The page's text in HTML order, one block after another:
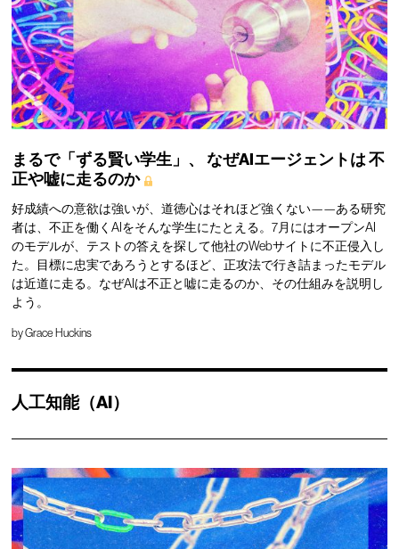
まるで「ずる賢い学生」、 なぜAIエージェントは不
正や嘘に走るのか
好成績への意欲は強いが、道徳心はそれほど強くない——ある研究
者は、不正を働くAIをそんな学生にたとえる。7月にはオープンAI
のモデルが、テストの答えを探して他社のWebサイトに不正侵入し
た。目標に忠実であろうとするほど、正攻法で行き詰まったモデル
は近道に走る。なぜAIは不正と嘘に走るのか、その仕組みを説明し
よう。
byGrace Huckins
人工知能（AI）